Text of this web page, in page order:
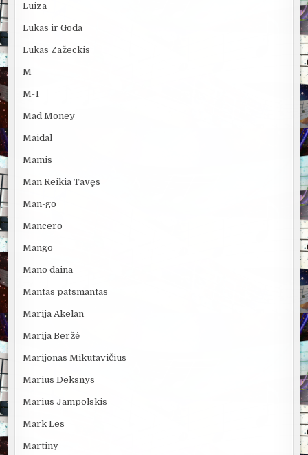
Luiza
Lukas ir Goda
Lukas Zažeckis
M
M-1
Mad Money
Maidal
Mamis
Man Reikia Tavęs
Man-go
Mancero
Mango
Mano daina
Mantas patsmantas
Marija Akelan
Marija Beržė
Marijonas Mikutavičius
Marius Deksnys
Marius Jampolskis
Mark Les
Martiny